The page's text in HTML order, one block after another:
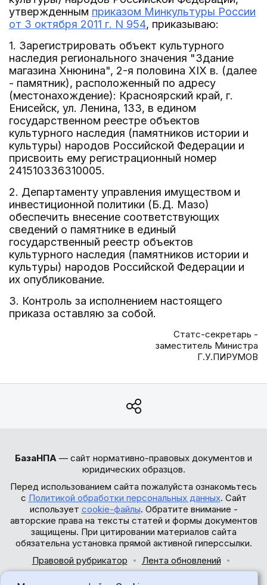
утвержденным приказом Минкультуры России
от 3 октября 2011 г. N 954, приказываю:
1. Зарегистрировать объект культурного
наследия регионального значения "Здание
магазина Хнюнина", 2-я половина XIX в. (далее
- памятник), расположенный по адресу
(местонахождение): Красноярский край, г.
Енисейск, ул. Ленина, 133, в едином
государственном реестре объектов
культурного наследия (памятников истории и
культуры) народов Российской Федерации и
присвоить ему регистрационный номер
241510336310005.
2. Департаменту управления имуществом и
инвестиционной политики (Б.Д. Мазо)
обеспечить внесение соответствующих
сведений о памятнике в единый
государственный реестр объектов
культурного наследия (памятников истории и
культуры) народов Российской Федерации и
их опубликование.
3. Контроль за исполнением настоящего
приказа оставляю за собой.
Статс-секретарь -
заместитель Министра
Г.У.ПИРУМОВ
БазаНПА — сайт нормативно-правовых документов и
юридических образцов.
Перед использованием сайта пожалуйста ознакомьтесь
с Политикой обработки персональных данных. Сайт
использует cookie-файлы. Обратите внимание -
авторские права на тексты статей и формы документов
защищены. При цитировании материалов сайта
обязательна установка прямой активной гиперссылки.
Правовой рубрикатор
Лента обновлений